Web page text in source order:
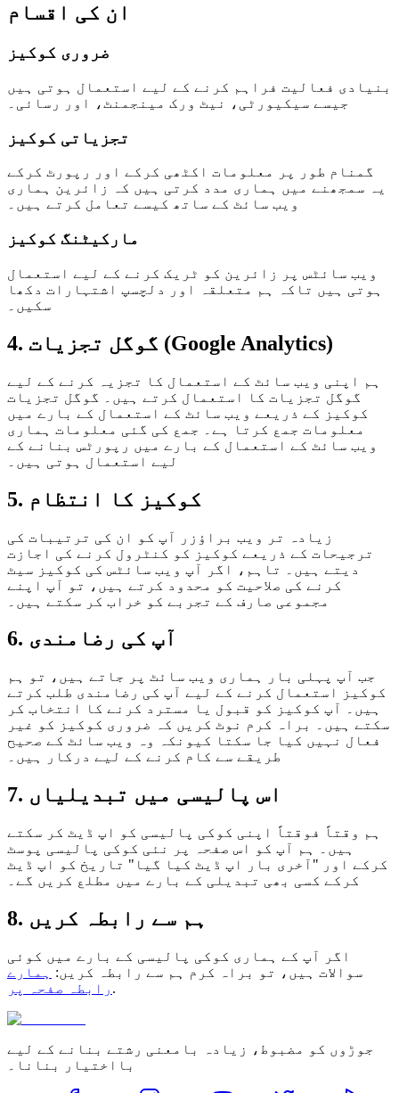
ان کی اقسام
ضروری کوکیز
بنیادی فعالیت فراہم کرنے کے لیے استعمال ہوتی ہیں
جیسے سیکیورٹی، نیٹ ورک مینجمنٹ، اور رسائی۔
تجزیاتی کوکیز
گمنام طور پر معلومات اکٹھی کرکے اور رپورٹ کرکے
یہ سمجھنے میں ہماری مدد کرتی ہیں کہ زائرین ہماری
ویب سائٹ کے ساتھ کیسے تعامل کرتے ہیں۔
مارکیٹنگ کوکیز
ویب سائٹس پر زائرین کو ٹریک کرنے کے لیے استعمال
ہوتی ہیں تاکہ ہم متعلقہ اور دلچسپ اشتہارات دکھا
سکیں۔
4. گوگل تجزیات (Google Analytics)
ہم اپنی ویب سائٹ کے استعمال کا تجزیہ کرنے کے لیے
گوگل تجزیات کا استعمال کرتے ہیں۔ گوگل تجزیات
کوکیز کے ذریعے ویب سائٹ کے استعمال کے بارے میں
معلومات جمع کرتا ہے۔ جمع کی گئی معلومات ہماری
ویب سائٹ کے استعمال کے بارے میں رپورٹس بنانے کے
لیے استعمال ہوتی ہیں۔
5. کوکیز کا انتظام
زیادہ تر ویب براؤزر آپ کو ان کی ترتیبات کی
ترجیحات کے ذریعے کوکیز کو کنٹرول کرنے کی اجازت
دیتے ہیں۔ تاہم، اگر آپ ویب سائٹس کی کوکیز سیٹ
کرنے کی صلاحیت کو محدود کرتے ہیں، تو آپ اپنے
مجموعی صارف کے تجربے کو خراب کر سکتے ہیں۔
6. آپ کی رضامندی
جب آپ پہلی بار ہماری ویب سائٹ پر جاتے ہیں، تو ہم
کوکیز استعمال کرنے کے لیے آپ کی رضامندی طلب کرتے
ہیں۔ آپ کوکیز کو قبول یا مسترد کرنے کا انتخاب کر
سکتے ہیں۔ براہ کرم نوٹ کریں کہ ضروری کوکیز کو غیر
فعال نہیں کیا جا سکتا کیونکہ وہ ویب سائٹ کے صحیح
طریقے سے کام کرنے کے لیے درکار ہیں۔
7. اس پالیسی میں تبدیلیاں
ہم وقتاً فوقتاً اپنی کوکی پالیسی کو اپ ڈیٹ کر سکتے
ہیں۔ ہم آپ کو اس صفحہ پر نئی کوکی پالیسی پوسٹ
کرکے اور "آخری بار اپ ڈیٹ کیا گیا" تاریخ کو اپ ڈیٹ
کرکے کسی بھی تبدیلی کے بارے میں مطلع کریں گے۔
8. ہم سے رابطہ کریں
اگر آپ کے ہماری کوکی پالیسی کے بارے میں کوئی
سوالات ہیں، تو براہ کرم ہم سے رابطہ کریں: ہمارے
رابطہ صفحہ پر .
جوڑوں کو مضبوط، زیادہ بامعنی رشتے بنانے کے لیے
بااختیار بنانا۔